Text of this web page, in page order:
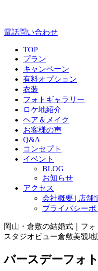
電話問い合わせ
TOP
プラン
キャンペーン
有料オプション
衣装
フォトギャラリー
ロケ地紹介
ヘア＆メイク
お客様の声
Q&A
コンセプト
イベント
BLOG
お知らせ
アクセス
会社概要 | 店舗
プライバシーポ
岡山・倉敷の結婚式｜フ
スタジオビュー倉敷美観地
バースデーフォ